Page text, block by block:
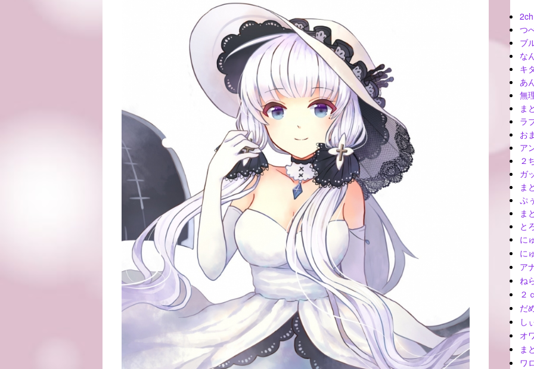
つ
ブ
な
キ
あ
無
ま
ラ
お
ア
２
ガ
ま
ぷ
ま
と
に
に
ア
ね
２
だ
し
オ
ま
ワ